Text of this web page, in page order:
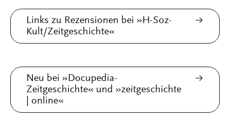
Links zu Rezensionen bei »H-Soz-
Kult/Zeitgeschichte«
Neu bei »Docupedia-
Zeitgeschichte« und »zeitgeschichte
| online«